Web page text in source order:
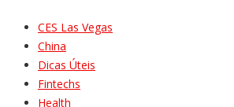
CES Las Vegas
China
Dicas Úteis
Fintechs
Health